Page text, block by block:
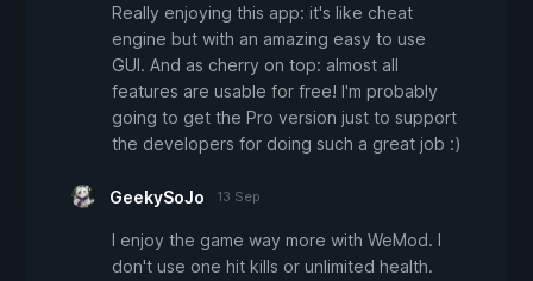
Really enjoying this app: it's like cheat
engine but with an amazing easy to use
GUI. And as cherry on top: almost all
features are usable for free! I'm probably
going to get the Pro version just to support
the developers for doing such a great job :)
GeekySoJo 13 Sep
I enjoy the game way more with WeMod. I
don't use one hit kills or unlimited health.